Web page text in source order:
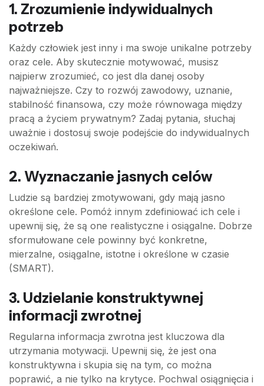
1. Zrozumienie indywidualnych
potrzeb
Każdy człowiek jest inny i ma swoje unikalne potrzeby
oraz cele. Aby skutecznie motywować, musisz
najpierw zrozumieć, co jest dla danej osoby
najważniejsze. Czy to rozwój zawodowy, uznanie,
stabilność finansowa, czy może równowaga między
pracą a życiem prywatnym? Zadaj pytania, słuchaj
uważnie i dostosuj swoje podejście do indywidualnych
oczekiwań.
2. Wyznaczanie jasnych celów
Ludzie są bardziej zmotywowani, gdy mają jasno
określone cele. Pomóż innym zdefiniować ich cele i
upewnij się, że są one realistyczne i osiągalne. Dobrze
sformułowane cele powinny być konkretne,
mierzalne, osiągalne, istotne i określone w czasie
(SMART).
3. Udzielanie konstruktywnej
informacji zwrotnej
Regularna informacja zwrotna jest kluczowa dla
utrzymania motywacji. Upewnij się, że jest ona
konstruktywna i skupia się na tym, co można
poprawić, a nie tylko na krytyce. Pochwal osiągnięcia i